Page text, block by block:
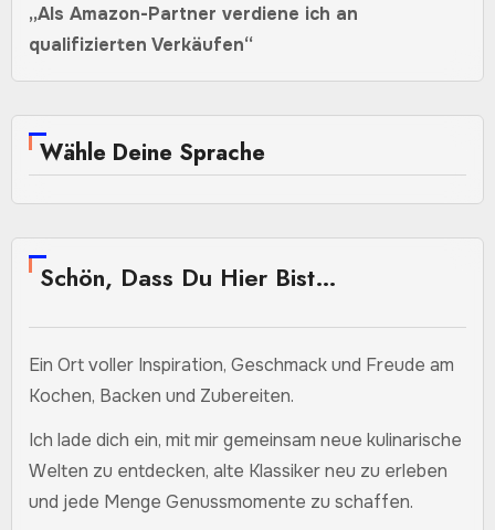
„Als Amazon-Partner verdiene ich an
qualifizierten Verkäufen“
Wähle Deine Sprache
Schön, Dass Du Hier Bist…
Ein Ort voller Inspiration, Geschmack und Freude am
Kochen, Backen und Zubereiten.
Ich lade dich ein, mit mir gemeinsam neue kulinarische
Welten zu entdecken, alte Klassiker neu zu erleben
und jede Menge Genussmomente zu schaffen.